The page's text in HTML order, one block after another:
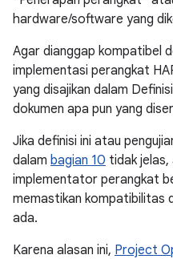
hardware/software yang
Agar dianggap kompatibel
implementasi perangkat
yang disajikan dalam
dokumen apa pun yang
Jika definisi ini atau
dalam bagian 10 tidak jelas,
implementator perangkat
memastikan kompatibilitas
ada.
Karena alasan ini, Project